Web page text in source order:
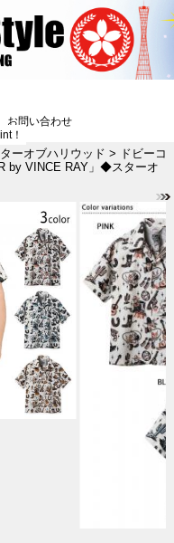
お問い合わせ
！
ーオブハリウッド > ドビーコ
by VINCE RAY」◆スターオ